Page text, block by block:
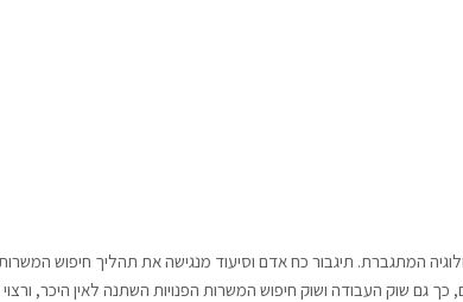
המתגברת. תיגבור כח אדם וסיעוד מנגישה את תהליך חיפוש
כך גם שוק העבודה ושוק חיפוש המשרות הפנויות השתנה לאין היכר,